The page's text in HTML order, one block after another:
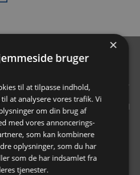
kun kvalitetsprodukter såsom, foder,
mm. til vores kunder. Vi hjælper
tøv ikke med at skrive eller ring til
og eksklusive tilbud og få
×
bruger
til at tilpasse indhold,
at analysere vores trafik. Vi
om din brug af
med vores annoncerings-
som kan kombinere
oplysninger, som du har
som de har indsamlet fra
tjenester.